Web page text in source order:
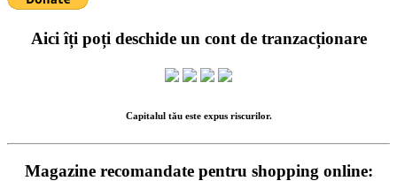
Aici îți poți deschide un cont de tranzacționare
Capitalul tău este expus riscurilor.
Magazine recomandate pentru shopping online: